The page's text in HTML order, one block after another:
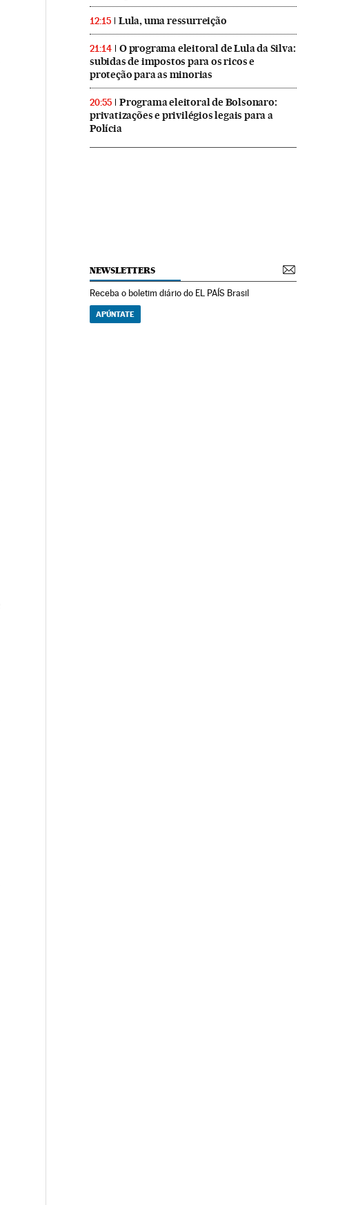
12:15 Lula, uma ressurreição
21:14
O programa eleitoral de Lula da Silva:
subidas de impostos para os ricos e
proteção para as minorias
20:55
Programa eleitoral de Bolsonaro:
privatizações e privilégios legais para a
Polícia
NEWSLETTERS
Receba o boletim diário do EL PAÍS Brasil
APÚNTATE